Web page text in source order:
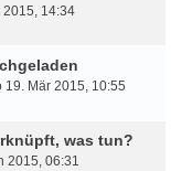
2015, 14:34
19. Mär 2015, 10:55
was tun?
2015, 06:31